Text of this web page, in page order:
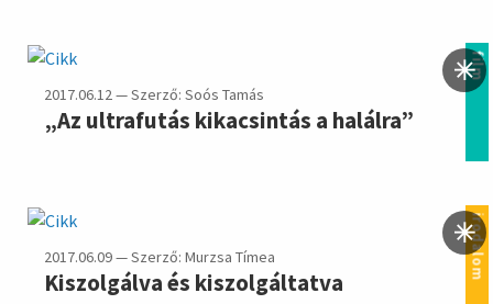
film
2017.06.12 — Szerző: Soós Tamás
„Az ultrafutás kikacsintás a halálra”
irodalom
2017.06.09 — Szerző: Murzsa Tímea
Kiszolgálva és kiszolgáltatva